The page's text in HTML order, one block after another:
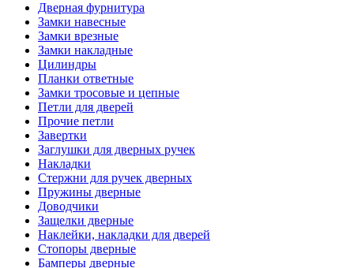
Дверная фурнитура
Замки навесные
Замки врезные
Замки накладные
Цилиндры
Планки ответные
Замки тросовые и цепные
Петли для дверей
Прочие петли
Завертки
Заглушки для дверных ручек
Накладки
Стержни для ручек дверных
Пружины дверные
Доводчики
Защелки дверные
Наклейки, накладки для дверей
Стопоры дверные
Бамперы дверные